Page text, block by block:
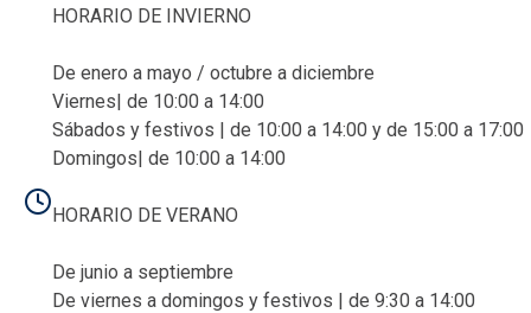
HORARIO DE INVIERNO
De enero a mayo / octubre a diciembre
Viernes| de 10:00 a 14:00
Sábados y festivos | de 10:00 a 14:00 y de 15:00 a 17:00
Domingos| de 10:00 a 14:00
HORARIO DE VERANO
De junio a septiembre
De viernes a domingos y festivos | de 9:30 a 14:00